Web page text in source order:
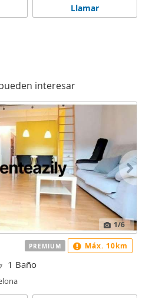
Llamar
interesar
1/6
1 Baño
PREMIUM Máx. 10km